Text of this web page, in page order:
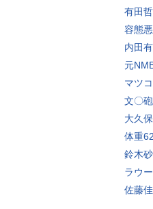
有田
容態
内田
元
マツ
文〇
大久
体重
鈴木
ラウ
佐藤